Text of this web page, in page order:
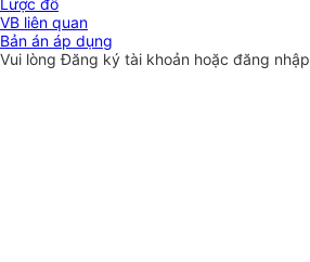
Lược đồ
VB liên quan
Bản án áp dụng
Vui lòngĐăng ký tài khoản hoặc đăng nhập